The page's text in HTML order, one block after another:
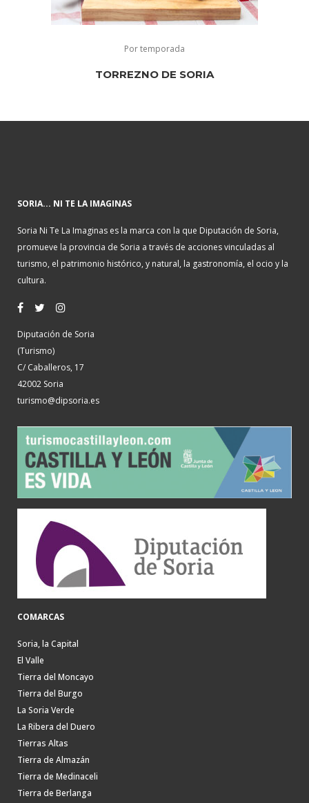
Por temporada
TORREZNO DE SORIA
SORIA... NI TE LA IMAGINAS
Soria Ni Te La Imaginas es la marca con la que Diputación de Soria,
promueve la provincia de Soria a través de acciones vinculadas al
turismo, el patrimonio histórico, y natural, la gastronomía, el ocio y la
cultura.
Diputación de Soria
(Turismo)
C/ Caballeros, 17
42002 Soria
turismo@dipsoria.es
COMARCAS
Soria, la Capital
El Valle
Tierra del Moncayo
Tierra del Burgo
La Soria Verde
La Ribera del Duero
Tierras Altas
Tierra de Almazán
Tierra de Medinaceli
Tierra de Berlanga